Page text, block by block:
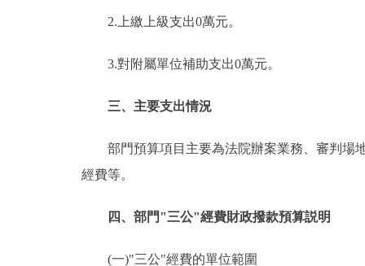
2.上繳上級支出0萬元。
3.對附屬單位補助支出0萬元。
三、主要支出情況
部門預算項目主要為法院辦案業務、審判場地
經費等。
四、部門"三公"經費財政撥款預算説明
(一)"三公"經費的單位範圍